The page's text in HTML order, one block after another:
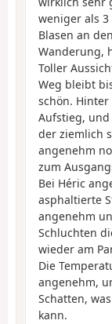
weniger als
Blasen an
Wanderung,
Toller
Weg bleibt
schön.
Aufstieg,
der ziemlich
angenehm
zum
Bei Héric
asphaltierte
angenehm
Schluchten
wieder am
Die
angenehm,
Schatten,
kann.